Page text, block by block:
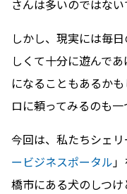
さんは多いのではない
しかし、現実には毎
しくて十分に遊んで
になることもあるか
ロに頼ってみるのも一
今回は、私たちシェ
ービジネスポータル
橋市にある犬のしつ